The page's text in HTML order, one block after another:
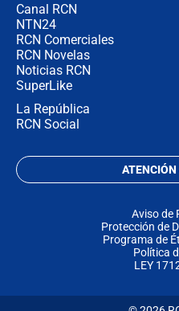
Canal RCN
NTN24
RCN Comerciales
RCN Novelas
Noticias RCN
SuperLike
La República
RCN Social
Aviso de
Protección de
Programa de
Política
LEY